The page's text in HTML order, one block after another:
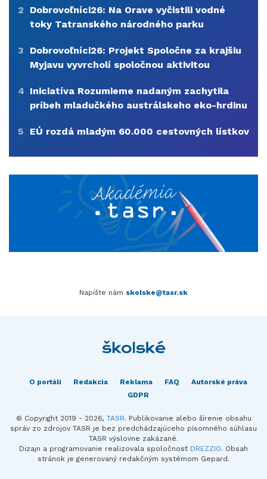
2
Dobrovoľníci26: Na Orave vyčistili vodné
toky Tatranského národného parku
3
Dobrovoľníci26: Projekt Spoločne za krajšiu
Myjavu vyvrcholí spoločnou aktivitou
4 Iniciatíva Rozumieme nadaným zachytila
príbeh mladučkého austrálskeho eko-hrdinu
5 EÚ rozdá mladým 60.000 cestovných lístkov
Napíšte nám skolske@tasr.sk
O portáli Redakcia Reklama FAQ
Autorské práva
GDPR
© Copyright 2019 - 2026, TASR. Publikovanie alebo šírenie obsahu
správ zo zdrojov TASR je bez predchádzajúceho písomného súhlasu
TASR výslovne zakázané.
Dizajn a programovanie realizovala spoločnosť DREZZIO. Obsah
stránok je generovaný redakčným systémom Gepard.